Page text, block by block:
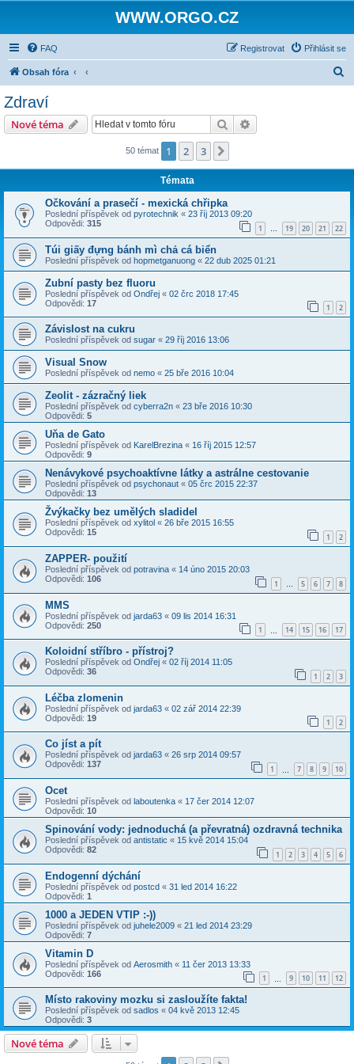
WWW.ORGO.CZ
FAQ Přihlásit se
Registrovat
Obsah fóra
Zdraví
Nové téma Hledat
50 témat 1 2 3
Témata
Očkování a prasečí - mexická chřipka
Poslední příspěvek od pyrotechnik « 23 říj 2013 09:20
Odpovědi: 315 1 … 19 20 21 22
Túi giấy đựng bánh mì chả cá biển
Poslední příspěvek od hopmetganuong « 22 dub 2025 01:21
Zubní pasty bez fluoru
Poslední příspěvek od Ondřej « 02 črc 2018 17:45
Odpovědi: 17 1 2
Závislost na cukru
Poslední příspěvek od sugar « 29 říj 2016 13:06
Visual Snow
Poslední příspěvek od nemo « 25 bře 2016 10:04
Zeolit - zázračný liek
Poslední příspěvek od cyberra2n « 23 bře 2016 10:30
Odpovědi: 5
Uňa de Gato
Poslední příspěvek od KarelBrezina « 16 říj 2015 12:57
Odpovědi: 9
Nenávykové psychoaktívne látky a astrálne cestovanie
Poslední příspěvek od psychonaut « 05 črc 2015 22:37
Odpovědi: 13
Žvýkačky bez umělých sladidel
Poslední příspěvek od xylitol « 26 bře 2015 16:55
Odpovědi: 15 1 2
ZAPPER- použití
Poslední příspěvek od potravina « 14 úno 2015 20:03
Odpovědi: 106 1 … 5 6 7 8
MMS
Poslední příspěvek od jarda63 « 09 lis 2014 16:31
Odpovědi: 250 1 14 15 16 17
Koloidní stříbro - přístroj?
Poslední příspěvek od Ondřej « 02 říj 2014 11:05
Odpovědi: 36 1 2 3
Léčba zlomenin
Poslední příspěvek od jarda63 « 02 zář 2014 22:39
Odpovědi: 19 1 2
Co jíst a pít
Poslední příspěvek od jarda63 « 26 srp 2014 09:57
Odpovědi: 137 1 7 8 9 10
Ocet
Poslední příspěvek od laboutenka « 17 čer 2014 12:07
Odpovědi: 10
Spinování vody: jednoduchá (a převratná) ozdravná technika
Poslední příspěvek od antistatic « 15 kvě 2014 15:04
Odpovědi: 82 1 2 3 4 5 6
Endogenní dýchání
Poslední příspěvek od postcd « 31 led 2014 16:22
Odpovědi: 1
1000 a JEDEN VTIP :-))
Poslední příspěvek od juhele2009 « 21 led 2014 23:29
Odpovědi: 7
Vitamin D
Poslední příspěvek od Aerosmith « 11 čer 2013 13:33
Odpovědi: 166 1 9 10 11 12
Místo rakoviny mozku si zasloužíte fakta!
Poslední příspěvek od sadlos « 04 kvě 2013 12:45
Odpovědi: 3
Nové téma